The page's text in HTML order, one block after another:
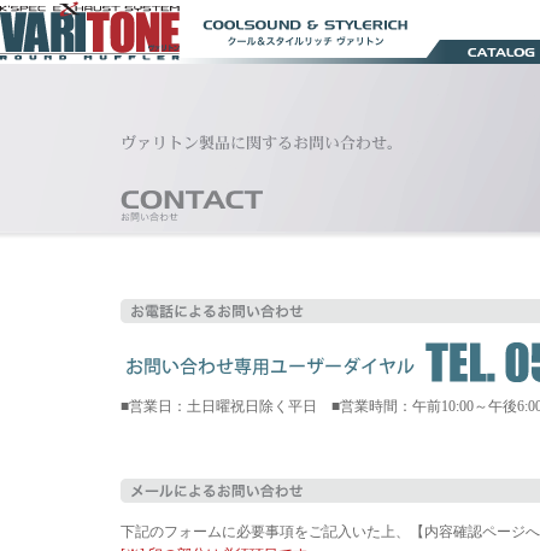
■営業日：土日曜祝日除く平日 ■営業時間：午前10:00～午後
下記のフォームに必要事項をご記入いた上、【内容確認ページ